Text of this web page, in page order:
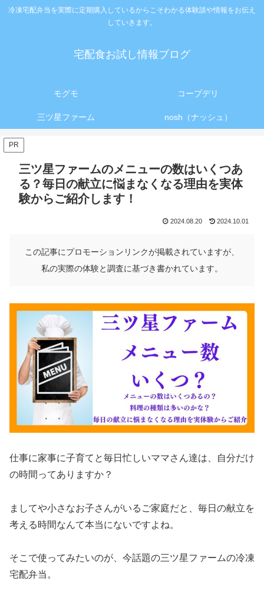
冷凍宅配弁当を実際に定期購入しているからこそわかる体験談や情報をお伝え
していきます。
宅配食お試し情報ブログ
モグモ コープデリ
三ツ星ファーム nosh（ナッシュ）
PR
三ツ星ファームのメニューの数はいくつあ
る？毎日の献立に悩まなくなる理由を実体
験からご紹介します！
2024.08.20 2024.10.01
この記事にプロモーションリンクが掲載されていますが、
私の実際の体験と調査に基づき書かれています。
仕事に家事に子育てと毎日忙しいママさん達は、自分だけ
の時間ってありますか？
ましてや小さなお子さんがいるご家庭だと、毎日の献立を
考える時間なんて本当にないですよね。
そこで使ってみたいのが、今話題の三ツ星ファームの冷凍
宅配弁当。